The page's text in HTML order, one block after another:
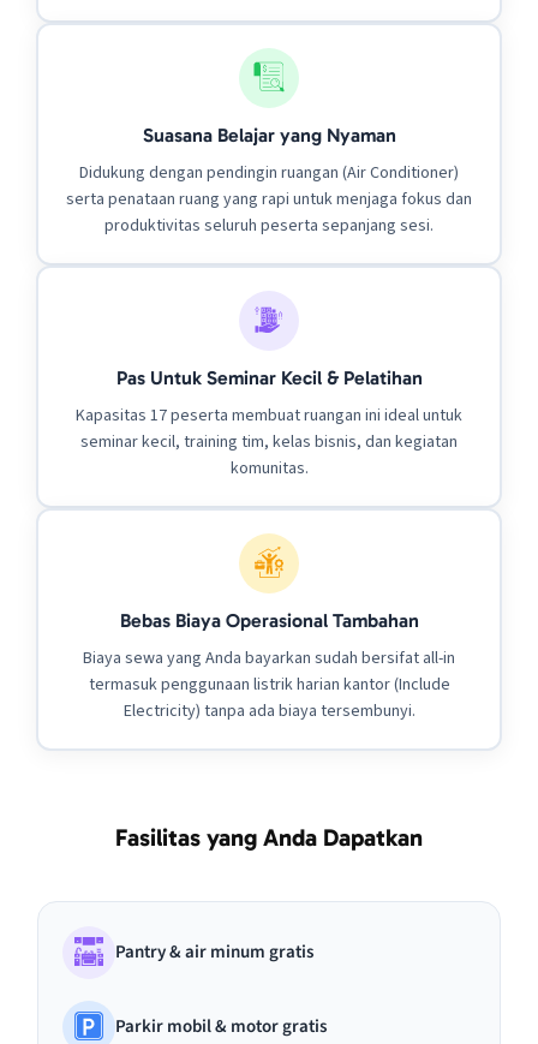
Suasana Belajar yang Nyaman
Didukung dengan pendingin ruangan (Air Conditioner)
serta penataan ruang yang rapi untuk menjaga fokus dan
produktivitas seluruh peserta sepanjang sesi.
Pas Untuk Seminar Kecil & Pelatihan
Kapasitas 17 peserta membuat ruangan ini ideal untuk
seminar kecil, training tim, kelas bisnis, dan kegiatan
komunitas.
Bebas Biaya Operasional Tambahan
Biaya sewa yang Anda bayarkan sudah bersifat all-in
termasuk penggunaan listrik harian kantor (Include
Electricity) tanpa ada biaya tersembunyi.
Fasilitas yang Anda Dapatkan
Pantry & air minum gratis
Parkir mobil & motor gratis